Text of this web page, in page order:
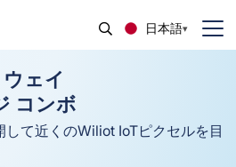
日本語
ェイ
コンボ
て近くのWiliot IoTピクセルを目